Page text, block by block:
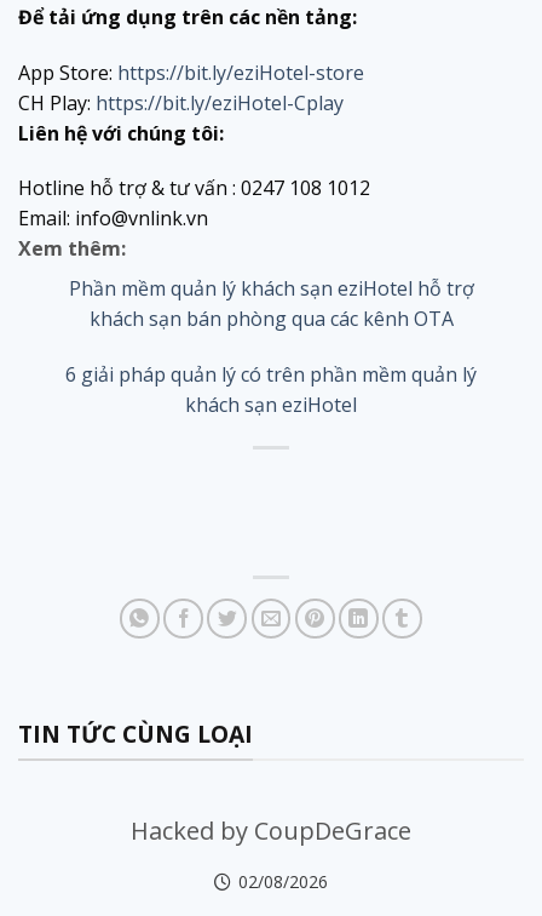
Để tải ứng dụng trên các nền tảng:
App Store: https://bit.ly/eziHotel-store
CH Play: https://bit.ly/eziHotel-Cplay
Liên hệ với chúng tôi:
Hotline hỗ trợ & tư vấn : 0247 108 1012
Email: info@vnlink.vn
Xem thêm:
Phần mềm quản lý khách sạn eziHotel hỗ trợ
khách sạn bán phòng qua các kênh OTA
6 giải pháp quản lý có trên phần mềm quản lý
khách sạn eziHotel
TIN TỨC CÙNG LOẠI
Hacked by CoupDeGrace
02/08/2026